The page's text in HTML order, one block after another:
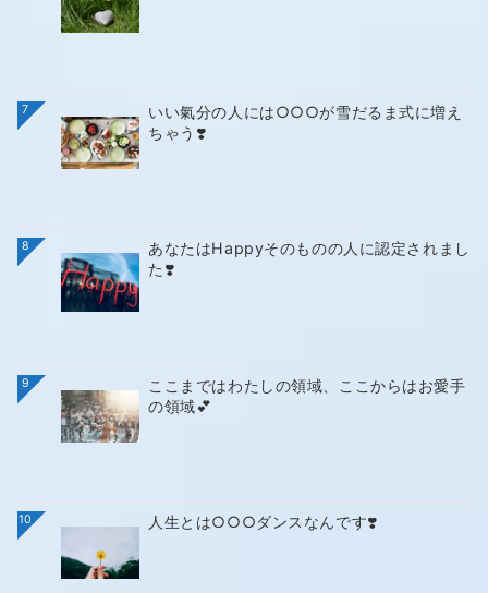
7
いい氣分の人には○○○が雪だるま式に増え
ちゃう❣️
8
あなたはHappyそのものの人に認定されまし
た❣️
9
ここまではわたしの領域、ここからはお愛手
の領域💕
10 人生とは○○○ダンスなんです❣️